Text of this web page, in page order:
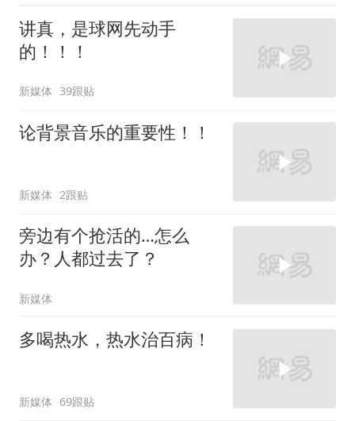
讲真，是球网先动手
的！！！
新媒体 39跟贴
论背景音乐的重要性！！
新媒体 2跟贴
旁边有个抢活的…怎么
办？人都过去了？
新媒体
多喝热水，热水治百病！
新媒体 69跟贴